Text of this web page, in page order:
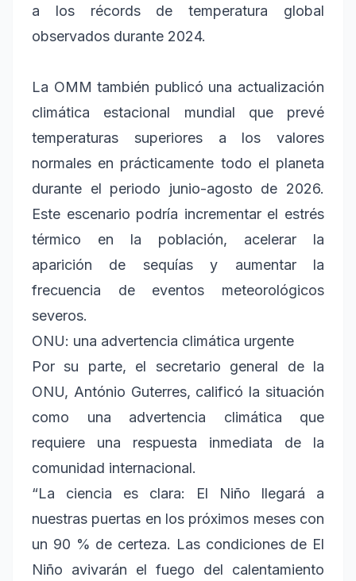
a los récords de temperatura global
observados durante 2024.
La OMM también publicó una actualización
climática estacional mundial que prevé
temperaturas superiores a los valores
normales en prácticamente todo el planeta
durante el periodo junio-agosto de 2026.
Este escenario podría incrementar el estrés
térmico en la población, acelerar la
aparición de sequías y aumentar la
frecuencia de eventos meteorológicos
severos.
ONU: una advertencia climática urgente
Por su parte, el secretario general de la
ONU, António Guterres, calificó la situación
como una advertencia climática que
requiere una respuesta inmediata de la
comunidad internacional.
“La ciencia es clara: El Niño llegará a
nuestras puertas en los próximos meses con
un 90 % de certeza. Las condiciones de El
Niño avivarán el fuego del calentamiento